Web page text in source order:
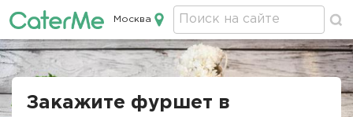
Кейтеринг в Москве
Москва
Строка
Закажите фуршет в